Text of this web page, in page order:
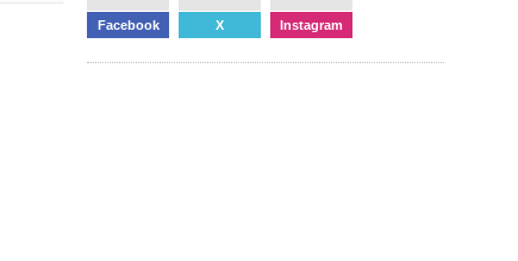
Facebook X Instagram